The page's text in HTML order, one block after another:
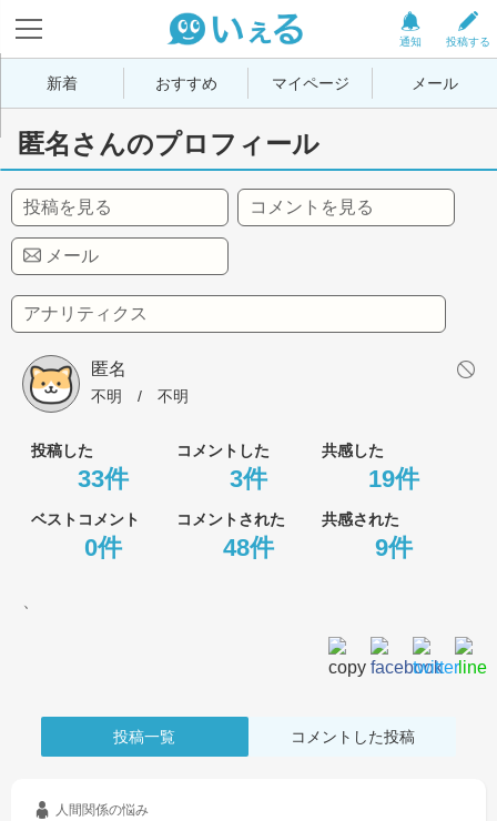
投稿する
通知
新着 おすすめ マイページ メール
匿名さんのプロフィール
投稿を見る コメントを見る
メール
アナリティクス
匿名
不明 / 不明
投稿した コメントした 共感した
33件 3件 19件
ベストコメント コメントされた 共感された
0件 48件 9件
投稿一覧 コメントした投稿
人間関係の悩み